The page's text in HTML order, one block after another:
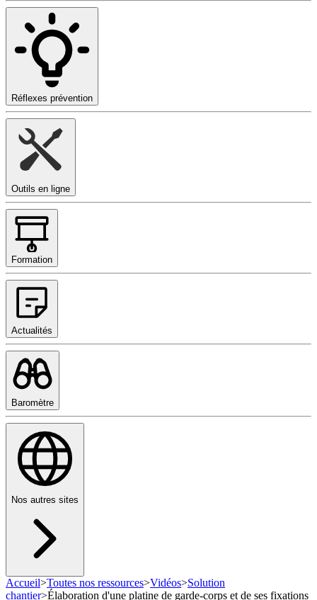
Réflexes prévention
Outils en ligne
Formation
Actualités
Baromètre
Nos autres sites
Accueil>Toutes nos ressources>Vidéos>Solution
chantier>Élaboration d'une platine de garde-corps et de ses fixations